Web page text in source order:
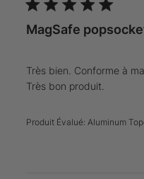
MagSafe
Très bien. Conforme à
Très bon produit.
Produit Évalué: Aluminum